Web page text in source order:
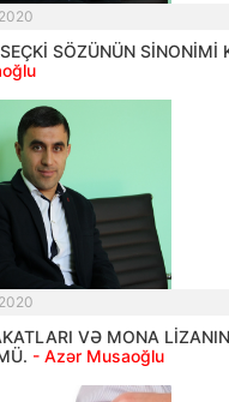
SÖZÜNÜN SİNONİMİ
VƏ MONA
- Azər Musaoğlu